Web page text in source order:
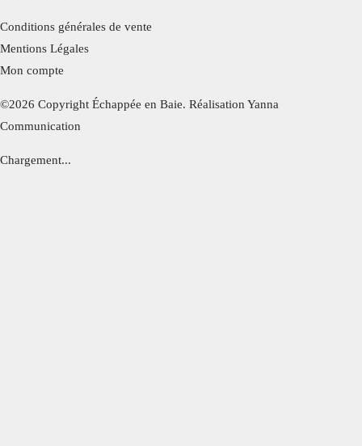
Conditions générales de vente
Mentions Légales
Mon compte
©2026 Copyright Échappée en Baie. Réalisation Yanna
Communication
Chargement...